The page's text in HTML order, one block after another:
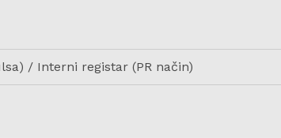
/ Interni registar (PR način)